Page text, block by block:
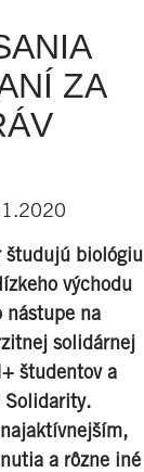
ZA
študujú biológiu
východu
nástupe na
solidárnej
študentov a
Solidarity.
a rôzne iné